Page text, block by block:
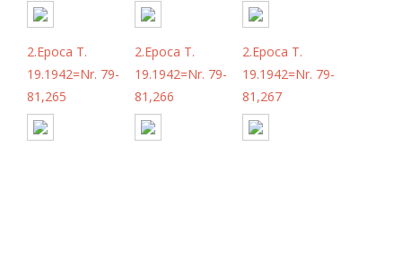
2.Epoca T.
19.1942=Nr. 79-
81,265
2.Epoca T.
19.1942=Nr. 79-
81,266
2.Epoca T.
19.1942=Nr. 79-
81,267